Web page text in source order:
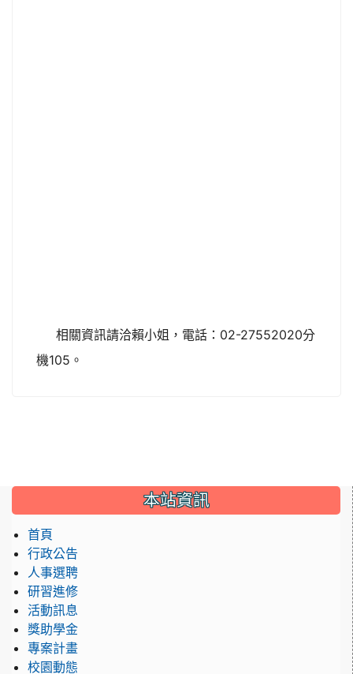
相關資訊請洽賴小姐，電話：02-27552020分
機105。
::: 本站資訊
首頁
行政公告
人事選聘
研習進修
活動訊息
獎助學金
專案計畫
校園動態